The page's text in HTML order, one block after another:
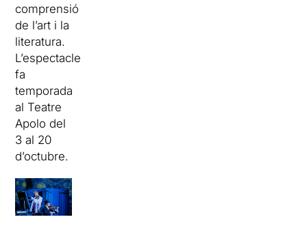
comprensió
de l’art i la
literatura.
L’espectacle
fa
temporada
al Teatre
Apolo del
3 al 20
d’octubre.